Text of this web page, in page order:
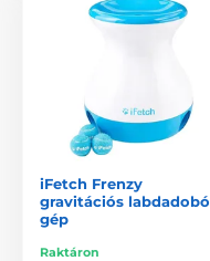
iFetch Frenzy
gravitációs labdadobó
gép
Raktáron